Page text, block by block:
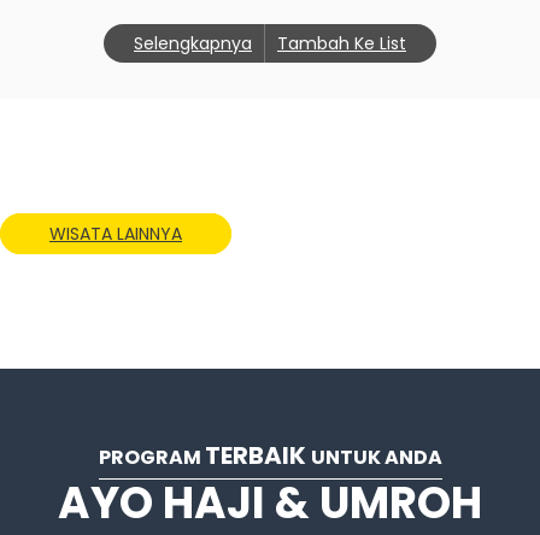
Selengkapnya Tambah Ke List
WISATA LAINNYA
PROGRAM TERBAIK UNTUK ANDA
AYO HAJI & UMROH